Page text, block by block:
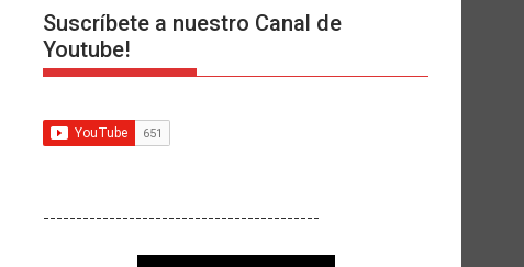
Suscríbete a nuestro Canal de
Youtube!
------------------------------------------